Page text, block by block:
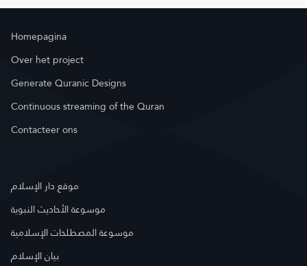
Homepagina
Over het project
Generate Quranic Designs
Continuous streaming of the Quran
Contacteer ons
موقع دار الإسلام
موسوعة الأحاديث النبوية
موسوعة المصطلحات الإسلامية
بيان الإسلام